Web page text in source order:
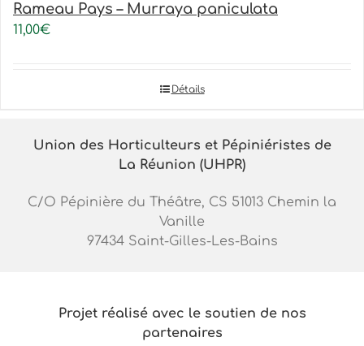
Rameau Pays – Murraya paniculata
11,00€
Détails
Union des Horticulteurs et Pépiniéristes de
La Réunion (UHPR)
C/O Pépinière du Théâtre, CS 51013 Chemin la
Vanille
97434 Saint-Gilles-Les-Bains
Projet réalisé avec le soutien de nos
partenaires